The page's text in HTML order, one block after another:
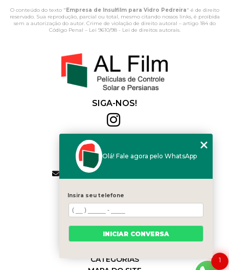
O conteúdo do texto " Empresa de Insulfilm para Vidro Pedreira" é de direito
reservado. Sua reprodução, parcial ou total, mesmo citando nossos links, é proibida
sem a autorização do autor. Crime de violação de direito autoral – artigo 184 do
Código Penal – Lei 9610/98 - Lei de direitos autorais.
SIGA-NOS!
(11) 2564-4684
(11) 94168-2041
contato.vendas@alfilm.com.br
MENU
HOME
QUEM SOMOS
SERVIÇOS
BLOG
CATEGORIAS
1
Olá! Fale agora pelo WhatsApp
Insira seu telefone
INICIAR CONVERSA